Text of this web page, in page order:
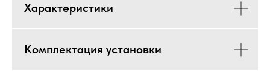
Характеристики
Комплектация установки